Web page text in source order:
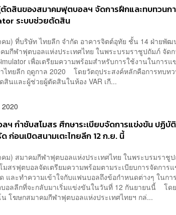
สินของสมาคมฟุตบอลฯ จัดการฝึกและทบทวนกา
ระบบช่วยตัดสิน
ม) ที่บริษัท ไทยลีก จำกัด อาคารจิตต์อุทัย ชั้น 14 ฝ่ายพัฒ
มกีฬาฟุตบอลแห่งประเทศไทย ในพระบรมราชูปถัมภ์ จัดก
เพื่อเตรียมความพร้อมสำหรับการใช้งานในการแ
ไทยลีก ฤดูกาล 2020 โดยวัตถุประสงค์หลักคือการทบท
นและผู้ช่วยผู้ตัดสินในห้อง VAR เกี...
ฯ กำชับสโมสร ศึกษาระเบียบจัดการแข่งขัน ปฏิบั
ก่อนเปิดสนามเตะไทยลีก 12 ก.ย. นี้
ม) สมาคมกีฬาฟุตบอลแห่งประเทศไทย ในพระบรมราชู
มสรฟุตบอลจัดเตรียมความพร้อมตามระเบียบการจัดการ
และทำความเข้าใจกับแฟนบอลถึงข้อกำหนดต่างๆ ในกา
อลลีกที่จะกลับมาเริ่มแข่งขันในวันที่ 12 กันยายนนี้ โด
โฆษกสมาคมกีฬาฟุตบอลแห่งประเทศไทยฯ กล่...